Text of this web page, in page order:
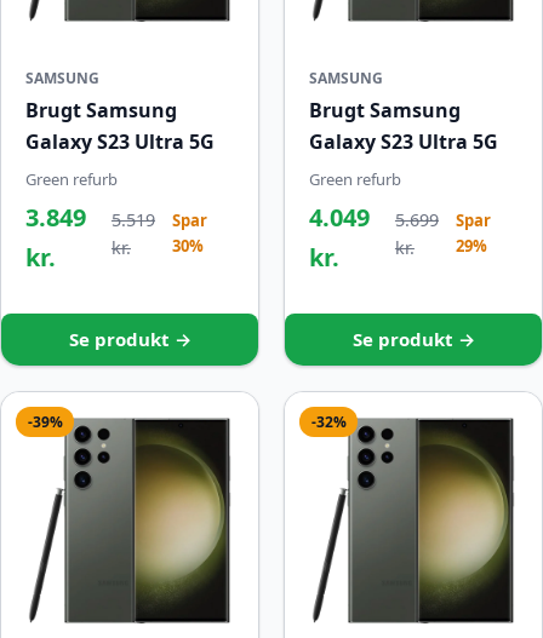
SAMSUNG
Brugt Samsung
Galaxy S23 Ultra 5G
Green refurb
3.849
kr.
5.519
kr.
Spar
30%
Se produkt →
SAMSUNG
Brugt Samsung
Galaxy S23 Ultra 5G
Green refurb
4.049
kr.
5.699
kr.
Spar
29%
Se produkt →
-39% -32%